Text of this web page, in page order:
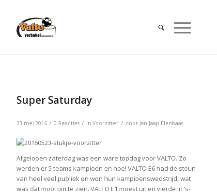
Super Saturday
23 mei 2016 / 0 Reacties / in Voorzitter / door Jan Jaap Elenbaas
Afgelopen zaterdag was een ware topdag voor VALTO. Zo
werden er 5 teams kampioen en hoe! VALTO E6 had de steun
van heel veel publiek en won hun kampioenswedstrijd, wat
was dat mooi om te zien. VALTO E1 moest uit en vierde in ’s-